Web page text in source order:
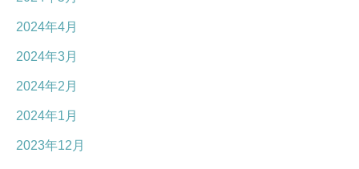
2024年4月
2024年3月
2024年2月
2024年1月
2023年12月